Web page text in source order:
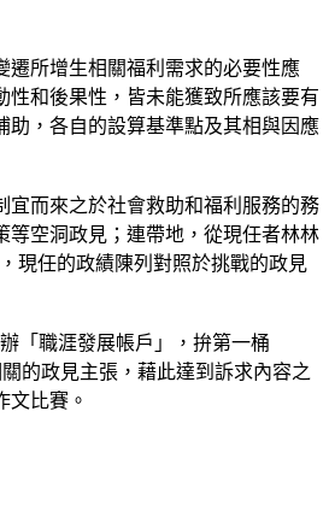
遷所增生相關福利需求的必要性應
和後果性，皆未能獲致所應該要有
助，各自的設算基準點及其相與因應
宜而來之於社會救助和福利服務的務
等空洞政見；連帶地，從現任者林林
現任的政績陳列對照於挑戰的政見
「職涯發展帳戶」，拚第一桶
的政見主張，藉此達到訴求內容之
文比賽。